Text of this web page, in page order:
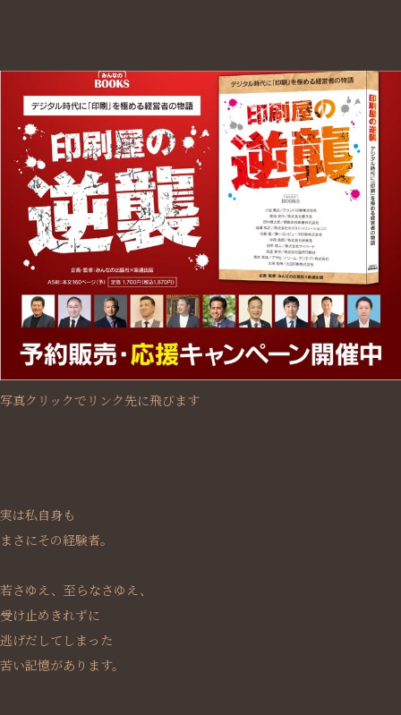
写真クリックでリンク先に飛びます
実は私自身も
まさにその経験者。
若さゆえ、至らなさゆえ、
受け止めきれずに
逃げだしてしまった
苦い記憶があります。